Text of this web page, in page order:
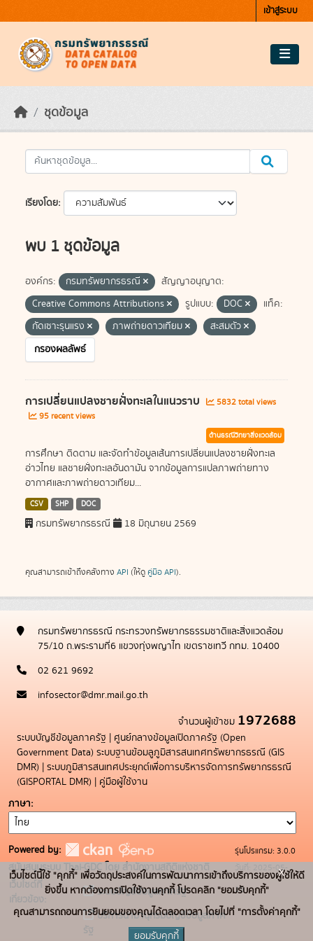
เข้าสู่ระบบ
ชุดข้อมูล
เรียงโดย
พบ 1 ชุดข้อมูล
องค์กร: กรมทรัพยากรธรณี
สัญญาอนุญาต:
Creative Commons Attributions
รูปแบบ: DOC
แท็ค:
กัดเซาะรุนแรง
ภาพถ่ายดาวเทียม
สะสมตัว
กรองผลลัพธ์
การเปลี่ยนแปลงชายฝั่งทะเลในแนวราบ
5832 total views
95 recent views
ด้านธรณีวิทยาสิ่งแวดล้อม
การศึกษา ติดตาม และจัดทำข้อมูลเส้นการเปลี่ยนแปลงชายฝั่งทะเล
อ่าวไทย แลชายฝั่งทะเลอันดามัน จากข้อมูลการแปลภาพถ่ายทาง
อากาศและภาพถ่ายดาวเทียม...
CSV SHP DOC
กรมทรัพยากรธรณี 18 มิถุนายน 2569
คุณสามารถเข้าถึงคลังทาง API (ให้ดู คู่มือ API).
กรมทรัพยากรธรณี กระทรวงทรัพยากรธรรมชาติและสิ่งแวดล้อม
75/10 ถ.พระรามที่6 แขวงทุ่งพญาไท เขตราชเทวี กทม. 10400
02 621 9692
infosector@dmr.mail.go.th
จำนวนผู้เข้าชม 1972688
ระบบบัญชีข้อมูลภาครัฐ | ศูนย์กลางข้อมูลเปิดภาครัฐ (Open
Government Data) ระบบฐานข้อมลูภูมิสารสนเทศทรัพยากรธรณี (GIS
DMR) | ระบบภูมิสารสนเทศประยุกต์เพื่อการบริหารจัดการทรัพยากรธรณี
(GISPORTAL DMR) | คู่มือผู้ใช้งาน
ภาษา
Powered by:
สนับสนุนระบบ Thai-GDC โดย สำนักงานสถิติแห่งชาติ
เว็บไซต์ที่
เกี่ยวข้อง:
ระบบบัญชีข้อมูลภาครัฐ
บริการนามานุกรมบัญชีข้อมูลภาค
รัฐ
รุ่นโปรแกรม: 3.0.0
วันที่: 2025-05-
19
เว็บไซต์นี้ใช้ "คุกกี้" เพื่อวัตถุประสงค์ในการพัฒนาการเข้าถึงบริการของผู้ใช้ให้ดี
ยิ่งขึ้น หากต้องการเปิดใช้งานคุกกี้ โปรดคลิก "ยอมรับคุกกี้"
คุณสามารถถอนการยินยอมของคุณได้ตลอดเวลา โดยไปที่ "การตั้งค่าคุกกี้"
ยอมรับคุกกี้
x